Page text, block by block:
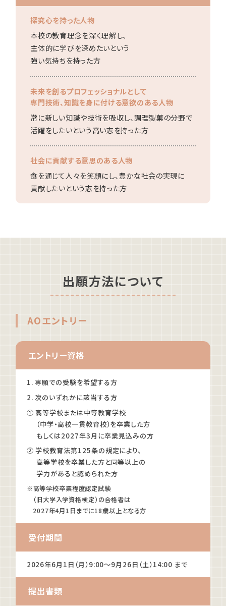
住まいサポート
学科紹介
調理学科
製菓学科
Wライセンスコース
（調理&製菓）
資格・就職
資格について
就職について
内定者VOICE
インターンシップ
活躍する卒業生
学校の特長
コンクールチャレンジ
施設・設備紹介
キャンパスライフ
学生カフェ営業インフォメーション
訪問者別
高校生の方へ
社会人・大学生・短大生の方へ
留学生の方へ(for Foreign Student)
卒業生の方へ・
各種証明書の申請について
保護者の方へ
ブログ
アクセス
職員採用情報
探究心を持った人物
本校の教育理念を深く理解し、
主体的に学びを深めたいという
強い気持ちを持った方
未来を創るプロフェッショナルとして
専門技術、知識を身に付ける意欲のある人物
常に新しい知識や技術を吸収し、 調理製菓の分野で
活躍をしたいという高い志を持った方
社会に貢献する意思のある人物
食を通じて人々を笑顔にし、 豊かな社会の実現に
貢献したいという志を持った方
出願方法について
AOエントリー
エントリー資格
1. 専願での受験を希望する方
2. 次のいずれかに該当する方
① 高等学校または中等教育学校
（中学・高校一貫教育校）を卒業した方
もしくは2027年3月に卒業見込みの方
② 学校教育法第125条の規定により、
高等学校を卒業した方と同等以上の
学力があると認められた方
※高等学校卒業程度認定試験
（旧大学入学資格検定）の合格者は
2027年4月1日までに18歳以上となる方
受付期間
2026年6月1日（月）9:00〜9月26日（土）14:00 まで
提出書類